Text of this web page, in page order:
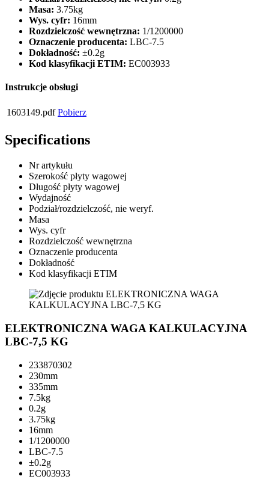
Masa: 3.75kg
Wys. cyfr: 16mm
Rozdzielczość wewnętrzna: 1/1200000
Oznaczenie producenta: LBC-7.5
Dokładność: ±0.2g
Kod klasyfikacji ETIM: EC003933
Instrukcje obsługi
1603149.pdf Pobierz
Specifications
Nr artykułu
Szerokość płyty wagowej
Długość płyty wagowej
Wydajność
Podział/rozdzielczość, nie weryf.
Masa
Wys. cyfr
Rozdzielczość wewnętrzna
Oznaczenie producenta
Dokładność
Kod klasyfikacji ETIM
ELEKTRONICZNA WAGA KALKULACYJNA
LBC-7,5 KG
233870302
230mm
335mm
7.5kg
0.2g
3.75kg
16mm
1/1200000
LBC-7.5
±0.2g
EC003933